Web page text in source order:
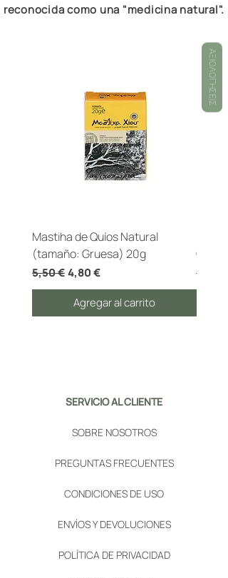
reconocida como una "medicina natural".
Mastiha de Quíos Natural
(tamaño: Gruesa) 20g
Precio
5,50 €Precio de oferta
4,80 €
Agregar al carrito
Quíos
Precio
13,90 €
SERVICIO AL CLIENTE
SOBRE NOSOTROS
PREGUNTAS FRECUENTES
CONDICIONES DE USO
ENVÍOS Y DEVOLUCIONES
POLÍTICA DE PRIVACIDAD
ΑΞΙΟΛΟΓΉΣΕΙΣ